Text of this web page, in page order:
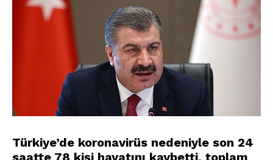
Türkiye’de koronavirüs nedeniyle son 24
saatte 78 kişi hayatını kaybetti, toplam